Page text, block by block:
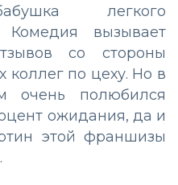
легкого
Комедия вызывает
со стороны
коллег по цеху. Но в
полюбился
ожидания, да и
этой франшизы